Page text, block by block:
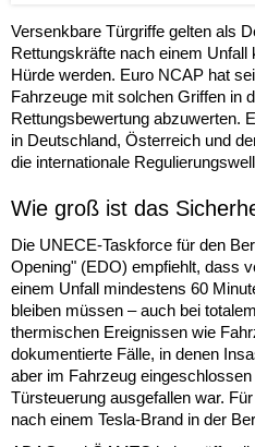
Versenkbare Türgriffe gelten als
Rettungskräfte nach einem
Hürde werden. Euro NCAP hat
Fahrzeuge mit solchen Griffen in
Rettungsbewertung abzuwerten.
in Deutschland, Österreich und
die internationale
Wie groß ist das
Die UNECE-Taskforce für den
Opening" (EDO) empfiehlt, dass
einem Unfall mindestens 60
bleiben müssen – auch bei
thermischen Ereignissen wie
dokumentierte Fälle, in denen
aber im Fahrzeug
Türsteuerung ausgefallen war.
nach einem Tesla-Brand in der